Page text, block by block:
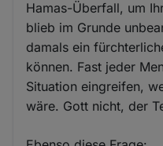
Hamas-Überfall, um
blieb im Grunde
damals ein
können. Fast jeder
Situation eingreifen,
wäre. Gott nicht, der